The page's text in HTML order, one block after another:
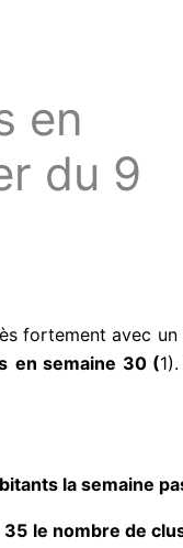
en
du 9
fortement avec
en semaine 30 (
la semaine
le nombre de